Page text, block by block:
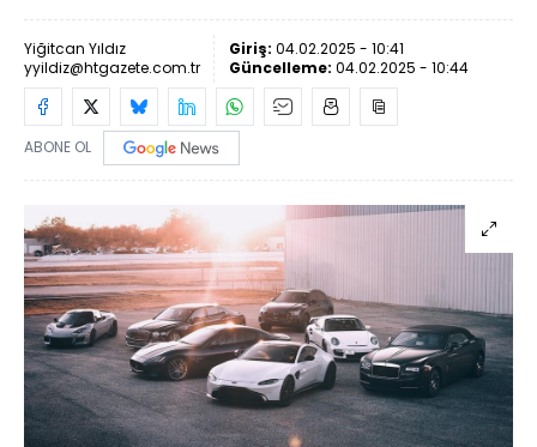
Yiğitcan Yıldız
yyildiz@htgazete.com.tr
Giriş: 04.02.2025 - 10:41
Güncelleme: 04.02.2025 - 10:44
ABONE OL